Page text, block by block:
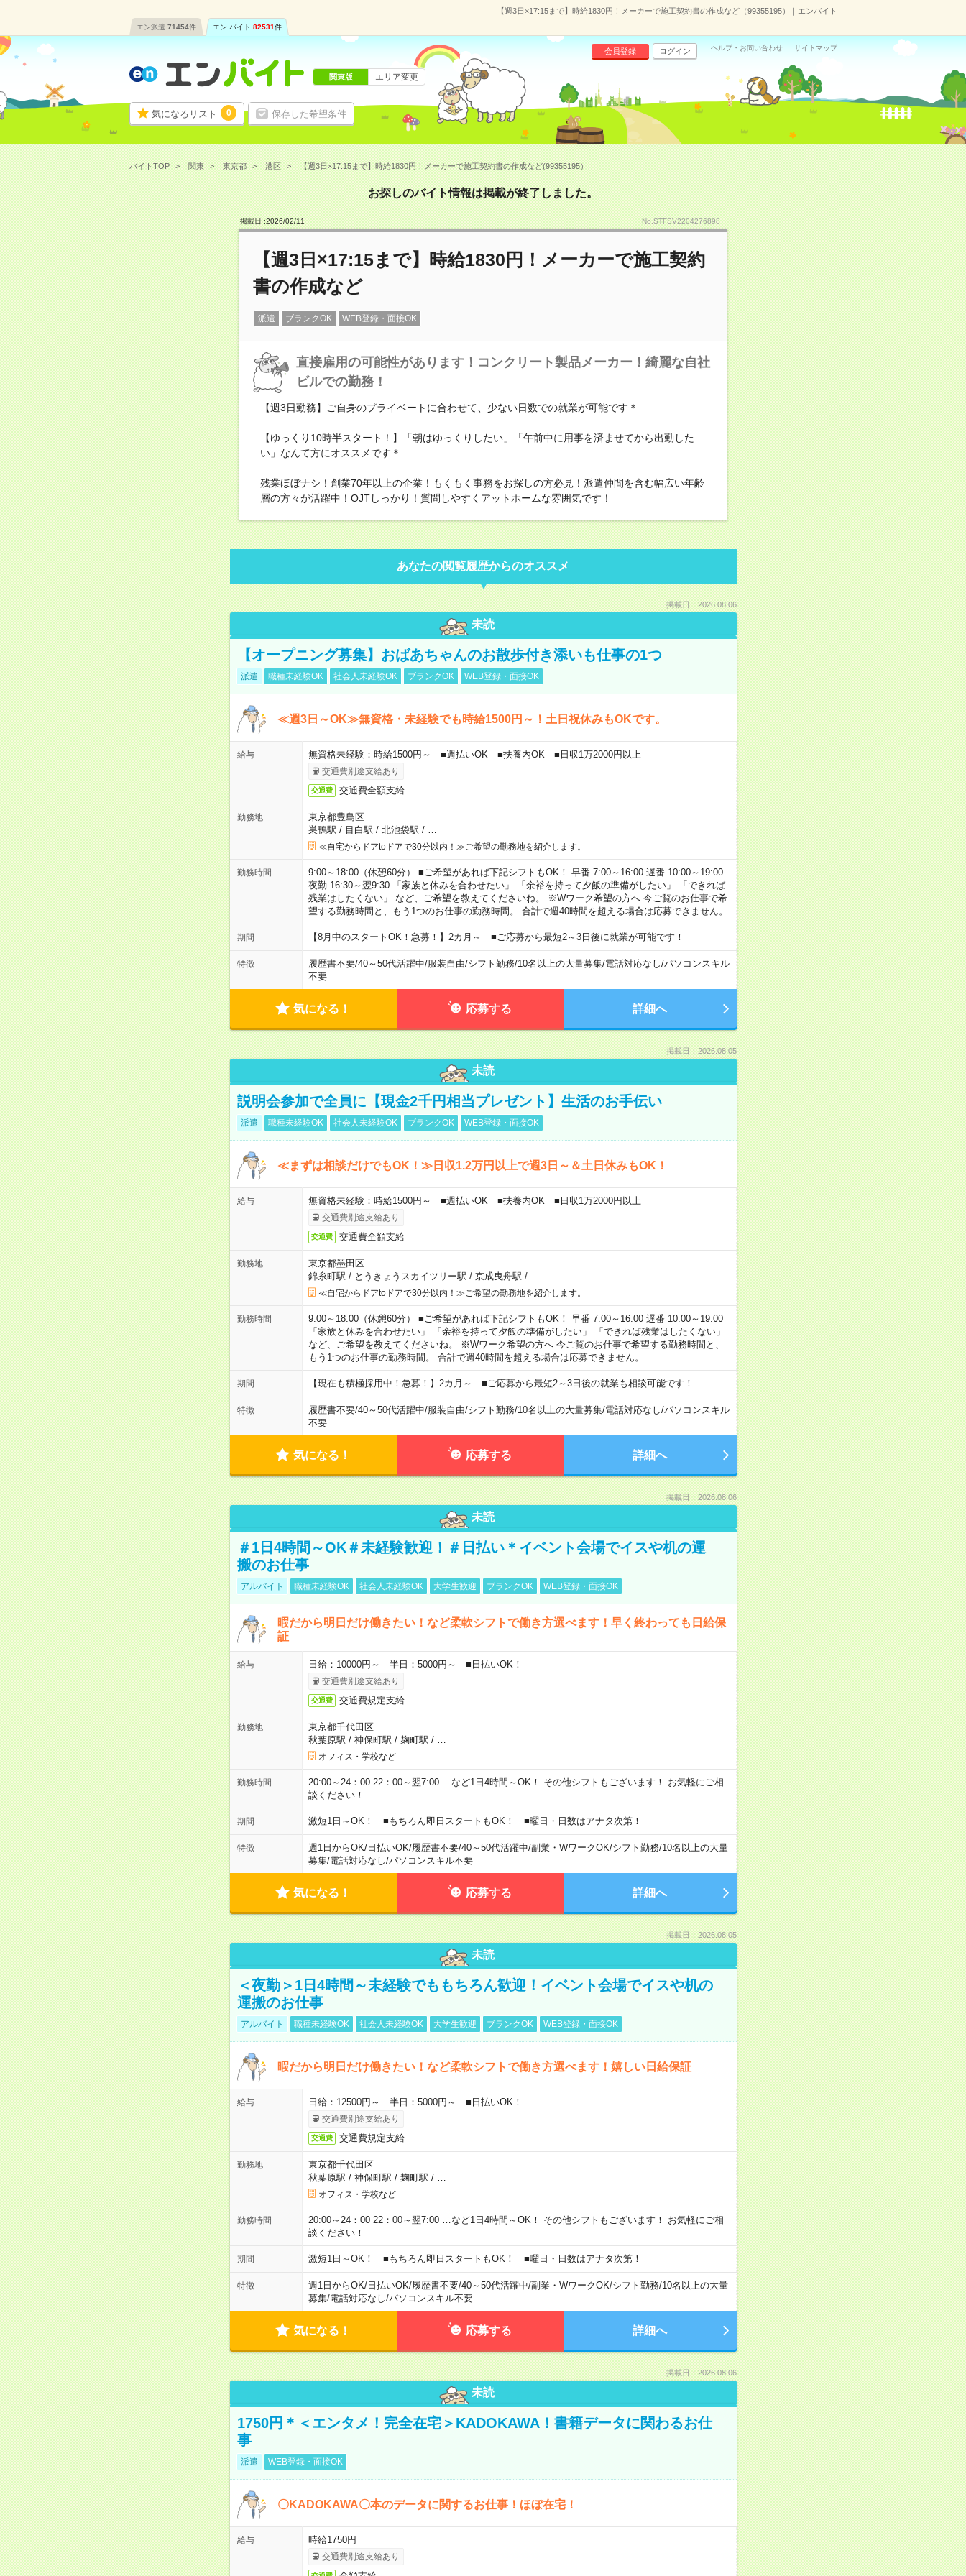
【週3日×17:15まで】時給1830円！メーカーで施工契約書の作成など（99355195）｜エンバイト
エン派遣 71454件 エン バイト 82531件
気になるリスト 0 保存した希望条件
会員登録 ログイン ヘルプ・お問い合わせ サイトマップ
関東版 エリア変更
バイトTOP 関東 東京都 港区 【週3日×17:15まで】時給1830円！メーカーで施工契約書の作成など(99355195）
お探しのバイト情報は掲載が終了しました。
掲載日 :2026/02/11 No.STFSV2204276898
【週3日×17:15まで】時給1830円！メーカーで施工契約
書の作成など
派遣 ブランクOK WEB登録・面接OK
直接雇用の可能性があります！コンクリート製品メーカー！綺麗な自社
ビルでの勤務！
【週3日勤務】ご自身のプライベートに合わせて、少ない日数での就業が可能です＊
【ゆっくり10時半スタート！】「朝はゆっくりしたい」「午前中に用事を済ませてから出勤した
い」なんて方にオススメです＊
残業ほぼナシ！創業70年以上の企業！もくもく事務をお探しの方必見！派遣仲間を含む幅広い年齢
層の方々が活躍中！OJTしっかり！質問しやすくアットホームな雰囲気です！
あなたの閲覧履歴からのオススメ
掲載日：2026.08.06
未読
【オープニング募集】おばあちゃんのお散歩付き添いも仕事の1つ
派遣 職種未経験OK 社会人未経験OK ブランクOK WEB登録・面接OK
≪週3日～OK≫無資格・未経験でも時給1500円～！土日祝休みもOKです。
給与 無資格未経験：時給1500円～ ■週払いOK ■扶養内OK ■日収1万2000円以上
交通費別途支給あり
交通費 交通費全額支給
勤務地
東京都豊島区
巣鴨駅 / 目白駅 / 北池袋駅 /
≪自宅からドアtoドアで30分以内！≫ご希望の勤務地を紹介します。
勤務時間
9:00～18:00（休憩60分） ■ご希望があれば下記シフトもOK！ 早番 7:00～16:00 遅番 10:00～19:00
夜勤 16:30～翌9:30 「家族と休みを合わせたい」 「余裕を持って夕飯の準備がしたい」 「できれば
残業はしたくない」 など、ご希望を教えてくださいね。 ※Wワーク希望の方へ 今ご覧のお仕事で希
望する勤務時間と、もう1つのお仕事の勤務時間。 合計で週40時間を超える場合は応募できません。
期間 【8月中のスタートOK！急募！】2カ月～ ■ご応募から最短2～3日後に就業が可能です！
特徴 履歴書不要/40～50代活躍中/服装自由/シフト勤務/10名以上の大量募集/電話対応なし/パソコンスキル
不要
気になる！ 応募する 詳細へ
掲載日：2026.08.05
未読
説明会参加で全員に【現金2千円相当プレゼント】生活のお手伝い
派遣 職種未経験OK 社会人未経験OK ブランクOK WEB登録・面接OK
≪まずは相談だけでもOK！≫日収1.2万円以上で週3日～＆土日休みもOK！
給与 無資格未経験：時給1500円～ ■週払いOK ■扶養内OK ■日収1万2000円以上
交通費別途支給あり
交通費 交通費全額支給
勤務地
東京都墨田区
錦糸町駅 / とうきょうスカイツリー駅 / 京成曳舟駅 /
≪自宅からドアtoドアで30分以内！≫ご希望の勤務地を紹介します。
勤務時間
9:00～18:00（休憩60分） ■ご希望があれば下記シフトもOK！ 早番 7:00～16:00 遅番 10:00～19:00
「家族と休みを合わせたい」 「余裕を持って夕飯の準備がしたい」 「できれば残業はしたくない」
など、ご希望を教えてくださいね。 ※Wワーク希望の方へ 今ご覧のお仕事で希望する勤務時間と、
もう1つのお仕事の勤務時間。 合計で週40時間を超える場合は応募できません。
期間 【現在も積極採用中！急募！】2カ月～ ■ご応募から最短2～3日後の就業も相談可能です！
特徴 履歴書不要/40～50代活躍中/服装自由/シフト勤務/10名以上の大量募集/電話対応なし/パソコンスキル
不要
気になる！ 応募する 詳細へ
掲載日：2026.08.06
未読
＃1日4時間～OK＃未経験歓迎！＃日払い＊イベント会場でイスや机の運
搬のお仕事
アルバイト 職種未経験OK 社会人未経験OK 大学生歓迎 ブランクOK WEB登録・面接OK
暇だから明日だけ働きたい！など柔軟シフトで働き方選べます！早く終わっても日給保
証
給与 日給：10000円～ 半日：5000円～ ■日払いOK！
交通費別途支給あり
交通費 交通費規定支給
勤務地
東京都千代田区
秋葉原駅 / 神保町駅 / 麹町駅 /
オフィス・学校など
勤務時間
20:00～24：00 22：00～翌7:00 …など1日4時間～OK！ その他シフトもございます！ お気軽にご相
談ください！
期間 激短1日～OK！ ■もちろん即日スタートもOK！ ■曜日・日数はアナタ次第！
特徴 週1日からOK/日払いOK/履歴書不要/40～50代活躍中/副業・WワークOK/シフト勤務/10名以上の大量
募集/電話対応なし/パソコンスキル不要
気になる！ 応募する 詳細へ
掲載日：2026.08.05
未読
＜夜勤＞1日4時間～未経験でももちろん歓迎！イベント会場でイスや机の
運搬のお仕事
アルバイト 職種未経験OK 社会人未経験OK 大学生歓迎 ブランクOK WEB登録・面接OK
暇だから明日だけ働きたい！など柔軟シフトで働き方選べます！嬉しい日給保証
給与 日給：12500円～ 半日：5000円～ ■日払いOK！
交通費別途支給あり
交通費 交通費規定支給
勤務地
東京都千代田区
秋葉原駅 / 神保町駅 / 麹町駅 /
オフィス・学校など
勤務時間
20:00～24：00 22：00～翌7:00 …など1日4時間～OK！ その他シフトもございます！ お気軽にご相
談ください！
期間 激短1日～OK！ ■もちろん即日スタートもOK！ ■曜日・日数はアナタ次第！
特徴 週1日からOK/日払いOK/履歴書不要/40～50代活躍中/副業・WワークOK/シフト勤務/10名以上の大量
募集/電話対応なし/パソコンスキル不要
気になる！ 応募する 詳細へ
掲載日：2026.08.06
未読
1750円＊＜エンタメ！完全在宅＞KADOKAWA！書籍データに関わるお仕
事
派遣 WEB登録・面接OK
〇KADOKAWA〇本のデータに関するお仕事！ほぼ在宅！
給与 時給1750円
交通費別途支給あり